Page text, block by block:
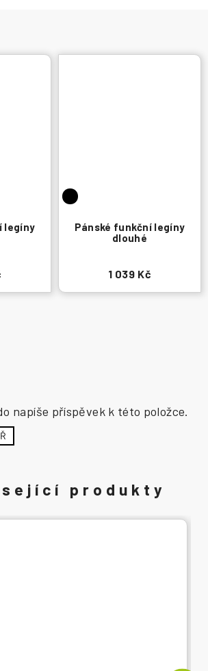
legíny
Pánské funkční legíny
dlouhé
1 039 Kč
napíše příspěvek k této položce.